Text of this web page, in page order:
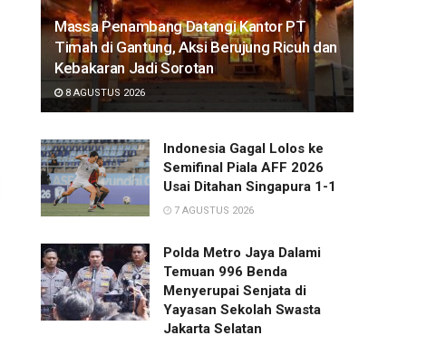
Massa Penambang Datangi Kantor PT
Timah di Gantung, Aksi Berujung Ricuh dan
Kebakaran Jadi Sorotan
8 AGUSTUS 2026
Indonesia Gagal Lolos ke
Semifinal Piala AFF 2026
Usai Ditahan Singapura 1-1
7 AGUSTUS 2026
Polda Metro Jaya Dalami
Temuan 996 Benda
Menyerupai Senjata di
Yayasan Sekolah Swasta
Jakarta Selatan